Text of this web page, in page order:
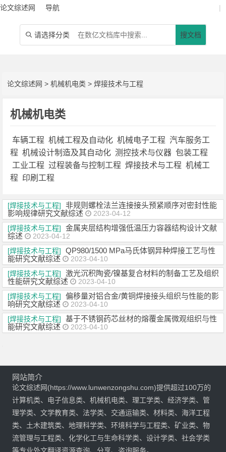
论文综述网 导航 |
 请选择分类 搜文档
论文综述网 >机械机电类 >焊接技术与工程
机械机电类
车辆工程 机械工程及自动化 机械电子工程 汽车服务工
程 机械设计制造及其自动化 测控技术与仪器 包装工程
工业工程 过程装备与控制工程 焊接技术与工程 机械工
程 印刷工程
[焊接技术与工程]
非规则螺栓法兰连接接头预紧顺序对密封性能
影响规律研究文献综述
2023-04-12
[焊接技术与工程]
金属夹层结构增强低温压力容器结构设计文献
综述
2023-04-12
[焊接技术与工程]
QP980/1500 MPa马氏体钢异种焊接工艺与性
能研究文献综述
2023-04-10
[焊接技术与工程]
激光沉积陶瓷/镍基复合材料的制备工艺及组织
性能研究文献综述
2023-04-10
[焊接技术与工程]
偏移量对铝合金/黄铜焊接接头组织与性能的影
响研究文献综述
2023-04-10
[焊接技术与工程]
基于不锈钢药芯丝材的熔覆金属微观组织与性
能研究文献综述
2023-04-10
网站简介
论文综述网(https://www.lunwenzongshu.com)提供超过100万的
计算机类、电子信息类、机械机电类、理工学类、经济学类、管
理学类、文学教育类、法学类、交通运输类、材料类、海洋工程
类、土木建筑类、地理科学类、环境科学与工程类、矿业类、物
流管理与工程类、化学化工与生命科学类、设计学类、社会学类